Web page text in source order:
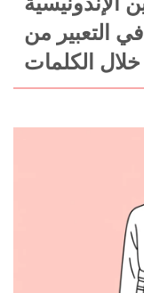
في التعبير من
خلال الكلمات